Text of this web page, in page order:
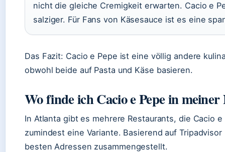
nicht die gleiche Cremigkeit erwarten. Cacio e
salziger. Für Fans von Käsesauce ist es eine
Das Fazit: Cacio e Pepe ist eine völlig andere
obwohl beide auf Pasta und Käse basieren.
Wo finde ich Cacio e Pepe in
In Atlanta gibt es mehrere Restaurants, die Cacio
zumindest eine Variante. Basierend auf
besten Adressen zusammengestellt.